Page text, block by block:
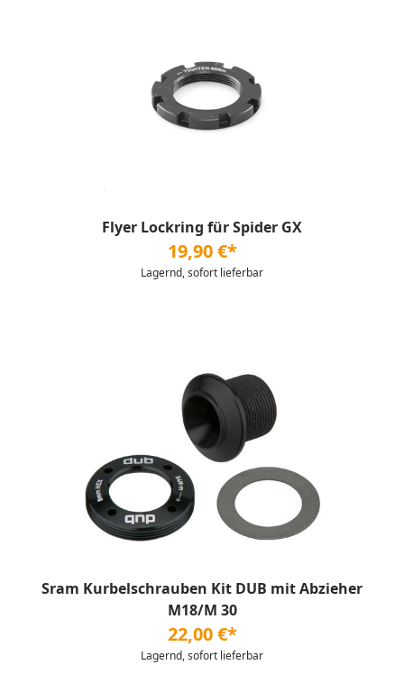
Flyer Lockring für Spider GX
19,90 €*
Lagernd, sofort lieferbar
Sram Kurbelschrauben Kit DUB mit Abzieher
M18/M 30
22,00 €*
Lagernd, sofort lieferbar